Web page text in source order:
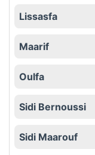
Lissasfa
Maarif
Oulfa
Sidi Bernoussi
Sidi Maarouf